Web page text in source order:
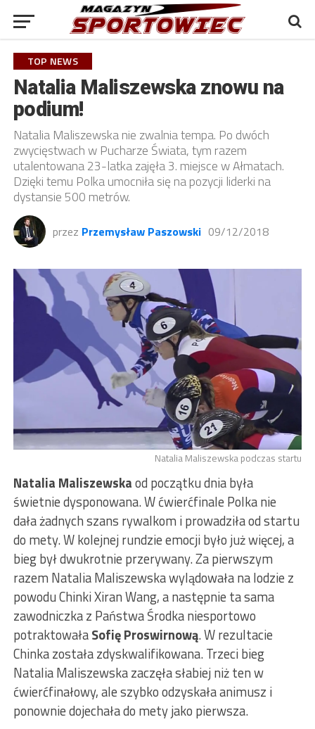
TOP NEWS
Natalia Maliszewska znowu na
podium!
Natalia Maliszewska nie zwalnia tempa. Po dwóch
zwycięstwach w Pucharze Świata, tym razem
utalentowana 23-latka zajęła 3. miejsce w Ałmatach.
Dzięki temu Polka umocniła się na pozycji liderki na
dystansie 500 metrów.
przez Przemysław Paszowski 09/12/2018
Natalia Maliszewska podczas startu
Natalia Maliszewskaod początku dnia była
świetnie dysponowana. W ćwierćfinale Polka nie
dała żadnych szans rywalkom i prowadziła od startu
do mety. W kolejnej rundzie emocji było już więcej, a
bieg był dwukrotnie przerywany. Za pierwszym
razem Natalia Maliszewska wylądowała na lodzie z
powodu Chinki Xiran Wang, a następnie ta sama
zawodniczka z Państwa Środka niesportowo
potraktowałaSofię Proswirnową. W rezultacie
Chinka została zdyskwalifikowana. Trzeci bieg
Natalia Maliszewska zaczęła słabiej niż ten w
ćwierćfinałowy, ale szybko odzyskała animusz i
ponownie dojechała do mety jako pierwsza.